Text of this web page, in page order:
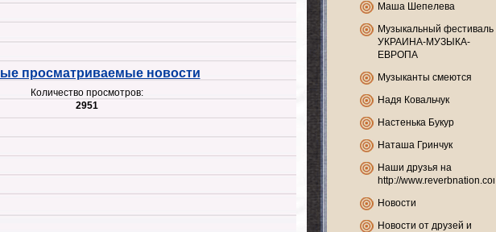
просматриваемые новости
Количество просмотров:
2951
Маша Шепелева
Музыкальный фестиваль
УКРАИНА-МУЗЫКА-
ЕВРОПА
Музыканты смеются
Надя Ковальчук
Настенька Букур
Наташа Гринчук
Наши друзья на
http://www.reverbnation.com
Новости
Новости от друзей и